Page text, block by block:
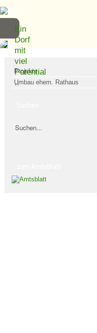
Ein
Dorf
mit
viel
Potential
..
Projekte
Umbau ehem. Rathaus